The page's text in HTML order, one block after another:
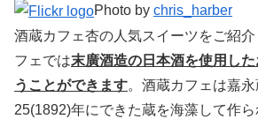
Photo by chris_harber
酒蔵カフェ杏の人気スイーツをご紹
フェでは末廣酒造の日本酒を使用し
うことができます。酒蔵カフェは嘉
25(1892)年にできた蔵を海藻して作